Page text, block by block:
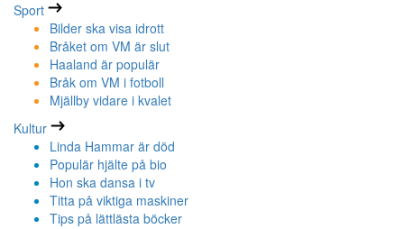
Sport
Bilder ska visa idrott
Bråket om VM är slut
Haaland är populär
Bråk om VM i fotboll
Mjällby vidare i kvalet
Kultur
Linda Hammar är död
Populär hjälte på bio
Hon ska dansa i tv
Titta på viktiga maskiner
Tips på lättlästa böcker